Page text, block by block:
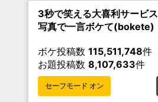
3秒で笑える大喜利サービス
写真で一言ボケて(bokete)
ボケ投稿数 115,511,748件
お題投稿数 8,107,633件
セーフモード オン